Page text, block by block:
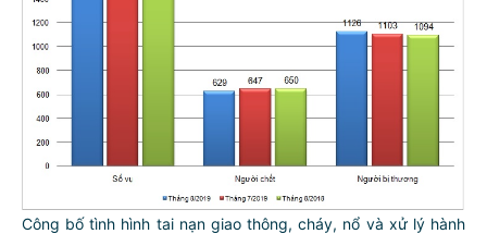
Công bố tình hình tai nạn giao thông, cháy, nổ và xử lý hành